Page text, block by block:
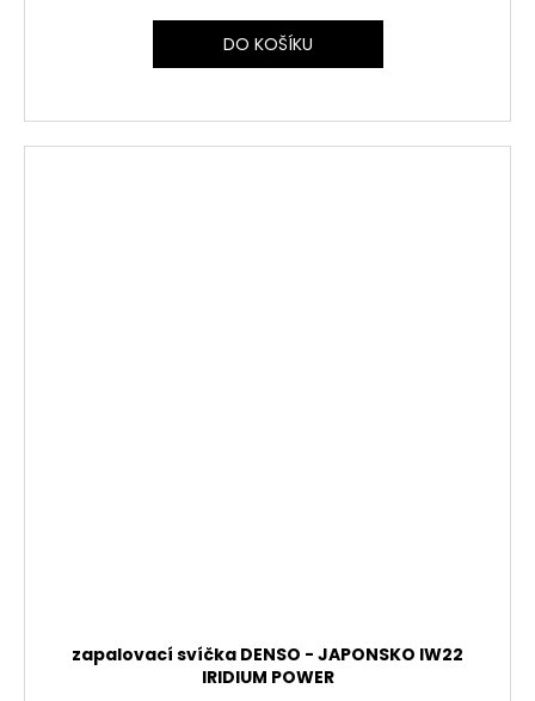
DO KOŠÍKU
zapalovací svíčka DENSO - JAPONSKO IW22
IRIDIUM POWER